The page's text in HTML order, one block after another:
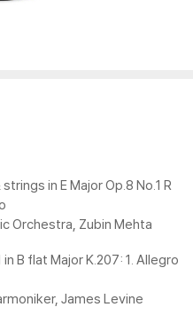
in E Major Op.8 No.1 R
Orchestra, Zubin Mehta
B flat Major K.207: 1. Allegro
James Levine